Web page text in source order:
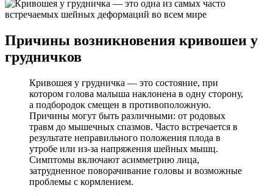
Причины возникновения кривошеи у
грудничков
Кривошея у грудничка — это состояние, при
котором голова малыша наклонена в одну сторону,
а подбородок смещен в противоположную.
Причины могут быть различными: от родовых
травм до мышечных спазмов. Часто встречается в
результате неправильного положения плода в
утробе или из-за напряжения шейных мышц.
Симптомы включают асимметрию лица,
затрудненное поворачивание головы и возможные
проблемы с кормлением.